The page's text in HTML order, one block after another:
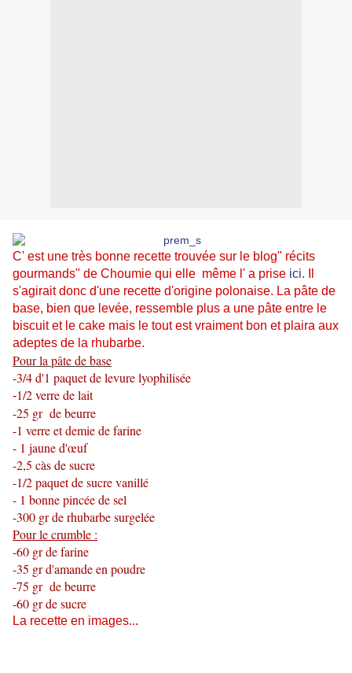
C' est une très bonne recette trouvée sur le blog" récits
gourmands" de Choumie qui elle même l' a prise ici. Il
s'agirait donc d'une recette d'origine polonaise. La pâte de
base, bien que levée, ressemble plus a une pâte entre le
biscuit et le cake mais le tout est vraiment bon et plaira aux
adeptes de la rhubarbe.
Pour la pâte de base
-3/4 d'1 paquet de levure lyophilisée
-1/2 verre de lait
-25 gr de beurre
-1 verre et demie de farine
- 1 jaune d'œuf
-2,5 càs de sucre
-1/2 paquet de sucre vanillé
- 1 bonne pincée de sel
-300 gr de rhubarbe surgelée
Pour le crumble :
-60 gr de farine
-35 gr d'amande en poudre
-75 gr de beurre
-60 gr de sucre
La recette en images...